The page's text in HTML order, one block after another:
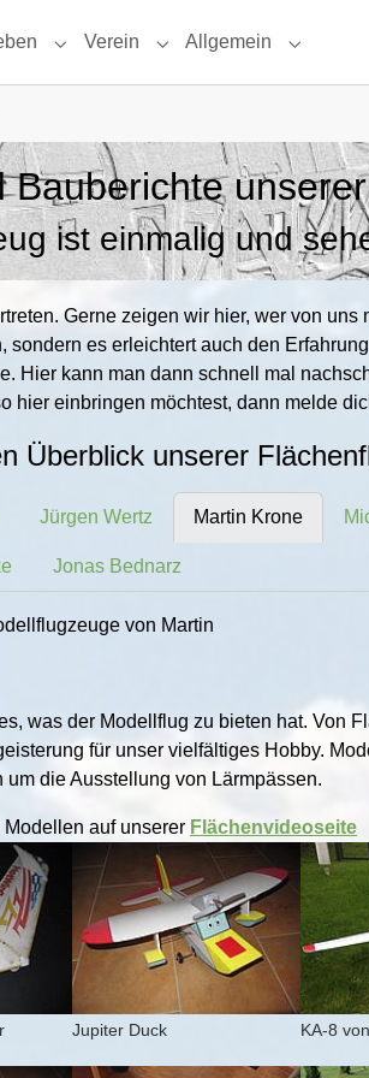
"Modellflug"
Submenu for "Vereinsleben"
Verein
Submenu for "Verein"
Allgemein
ist einmalig und
Gerne zeigen wir hier, wer von
es erleichtert auch den
Hier kann man dann schnell mal
einbringen möchtest, dann melde
Überblick unserer
Jürgen Wertz Martin Krone
Jonas Bednarz
for: Show larger version for:
Jupiter Duck
Show
KA-8
von Martin
was der Modellflug zu bieten hat. Von
für unser vielfältiges Hobby.
die Ausstellung von Lärmpässen.
auf unserer Flächenvideoseite